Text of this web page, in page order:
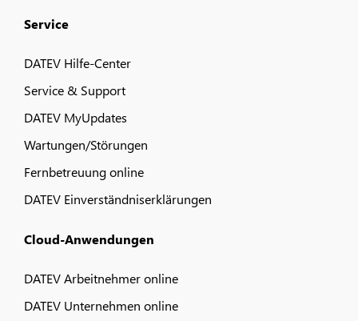
Service
DATEV Hilfe-Center
Service & Support
DATEV MyUpdates
Wartungen/Störungen
Fernbetreuung online
DATEV Einverständniserklärungen
Cloud-Anwendungen
DATEV Arbeitnehmer online
DATEV Unternehmen online